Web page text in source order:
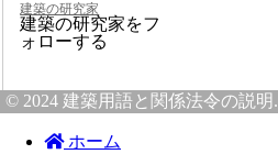
建築の研究家
建築の研究家をフ
ォローする
© 2024 建築用語と関係法令の説明.
ホーム